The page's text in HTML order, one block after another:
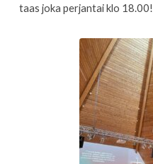
taas joka perjantai klo 18.00!